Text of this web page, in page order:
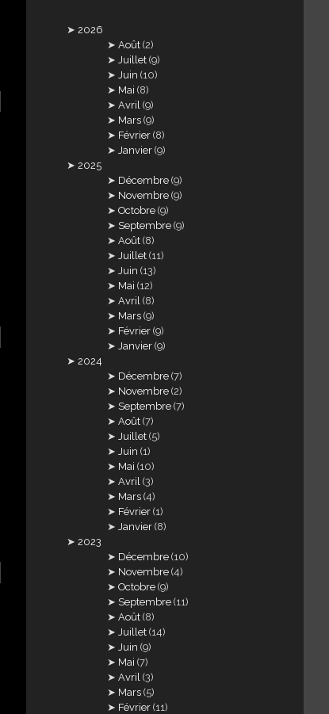
2026
Août (2)
Juillet (9)
Juin (10)
Mai (8)
Avril (9)
Mars (9)
Février (8)
Janvier (9)
2025
Décembre (9)
Novembre (9)
Octobre (9)
Septembre (9)
Août (8)
Juillet (11)
Juin (13)
Mai (12)
Avril (8)
Mars (9)
Février (9)
Janvier (9)
2024
Décembre (7)
Novembre (2)
Septembre (7)
Août (7)
Juillet (5)
Juin (1)
Mai (10)
Avril (3)
Mars (4)
Février (1)
Janvier (8)
2023
Décembre (10)
Novembre (4)
Octobre (9)
Septembre (11)
Août (8)
Juillet (14)
Juin (9)
Mai (7)
Avril (3)
Mars (5)
Février (11)